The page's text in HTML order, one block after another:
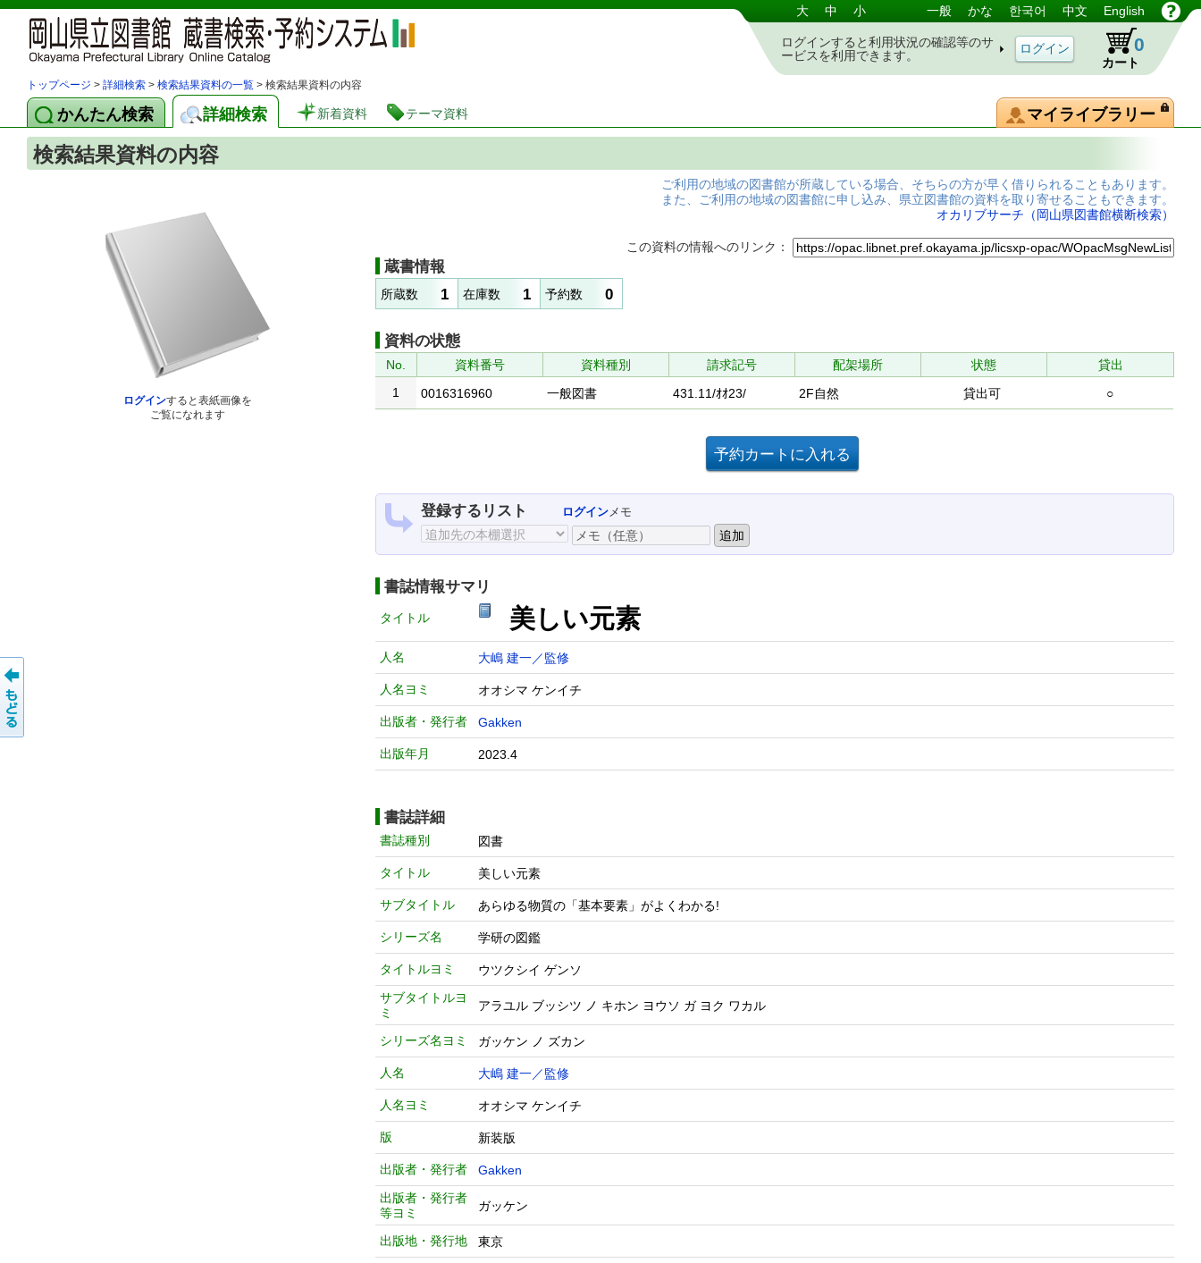
岡山県立図書館 蔵書検索・予約システム 大 中 小 一般 かな 한국어 中文 English
ログインすると利用状況の確認等のサ
ービスを利用できます。
カート
0
トップページ > 詳細検索 > 検索結果資料の一覧 > 検索結果資料の内容
かんたん検索 詳細検索 新着資料 テーマ資料 マイライブラリー
検索結果資料の内容
ログインすると表紙画像を
ご覧になれます
ご利用の地域の図書館が所蔵している場合、そちらの方が早く借りられることもあります。
また、ご利用の地域の図書館に申し込み、県立図書館の資料を取り寄せることもできます。
オカリブサーチ（岡山県図書館横断検索）
この資料の情報へのリンク：
蔵書情報
所蔵数 1 在庫数 1 予約数 0
資料の状態
No. 資料番号 資料種別 請求記号 配架場所 状態
貸出
1
0016316960 一般図書 431.11/ｵｵ23/ 2F自然 貸出可 ○
登録するリスト ログインメモ
書誌情報サマリ
タイトル 美しい元素
人名 大嶋 建一／監修
人名ヨミ オオシマ ケンイチ
出版者・発行者 Gakken
出版年月 2023.4
書誌詳細
書誌種別 図書
タイトル 美しい元素
サブタイトル あらゆる物質の「基本要素」がよくわかる!
シリーズ名 学研の図鑑
タイトルヨミ
ウツクシイ ゲンソ
サブタイトルヨ
ミ
アラユル ブッシツ ノ キホン ヨウソ ガ ヨク ワカル
シリーズ名ヨミ ガッケン ノ ズカン
人名 大嶋 建一／監修
人名ヨミ オオシマ ケンイチ
版 新装版
出版者・発行者
Gakken
出版者・発行者
等ヨミ
ガッケン
出版地・発行地 東京